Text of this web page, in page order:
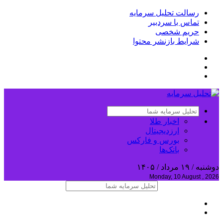
رسالت تحلیل سرمایه
تماس با سردبیر
حریم شخصی
شرایط بازنشر محتوا
اخبار طلا
ارزدیجیتال
بورس و فارکس
بانک‌ها
دوشنبه / ۱۹ مرداد / ۱۴۰۵
Monday, 10 August , 2026